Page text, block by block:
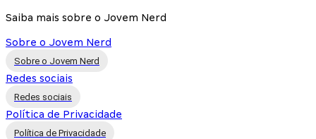
Saiba mais sobre o Jovem Nerd
Sobre o Jovem Nerd
Sobre o Jovem Nerd
Redes sociais
Redes sociais
Política de Privacidade
Política de Privacidade